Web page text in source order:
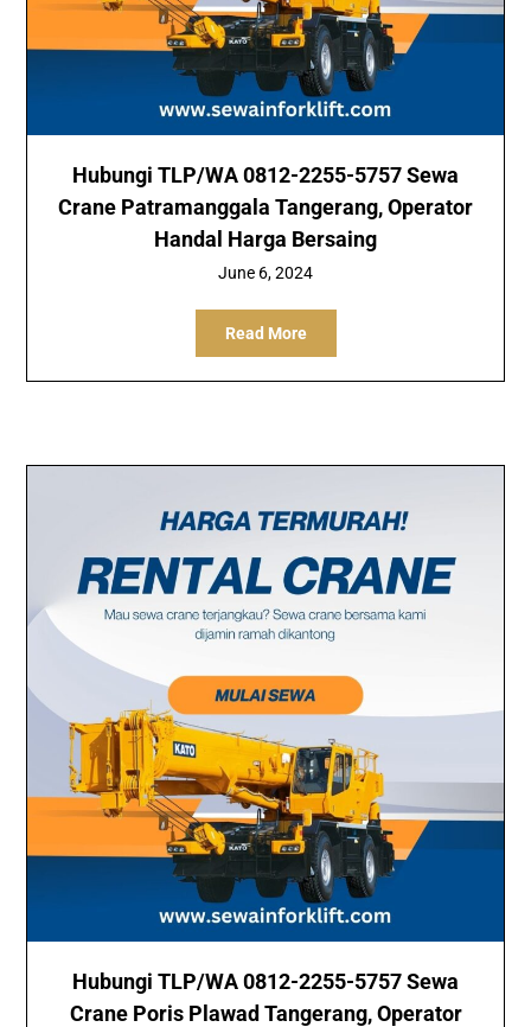
Hubungi TLP/WA 0812-2255-5757 Sewa
Crane Patramanggala Tangerang, Operator
Handal Harga Bersaing
June 6, 2024
Read More
Hubungi TLP/WA 0812-2255-5757 Sewa
Crane Poris Plawad Tangerang, Operator